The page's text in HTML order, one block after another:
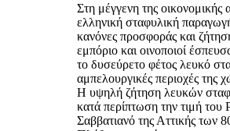
Στη μέγγενη της
ελληνική σταφυλική
κανόνες προσφοράς και
εμπόριο και οινοποιοί
το δυσεύρετο φέτος λευκό
αμπελουργικές περιοχές της
Η υψηλή ζήτηση λευκών
κατά περίπτωση την τιμή του
Σαββατιανό της Αττικής